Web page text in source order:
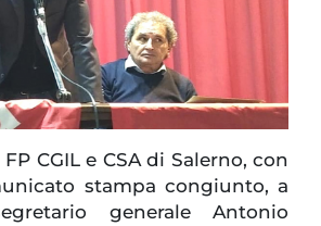
FP CGIL e CSA di Salerno, con
stampa congiunto, a
generale Antonio